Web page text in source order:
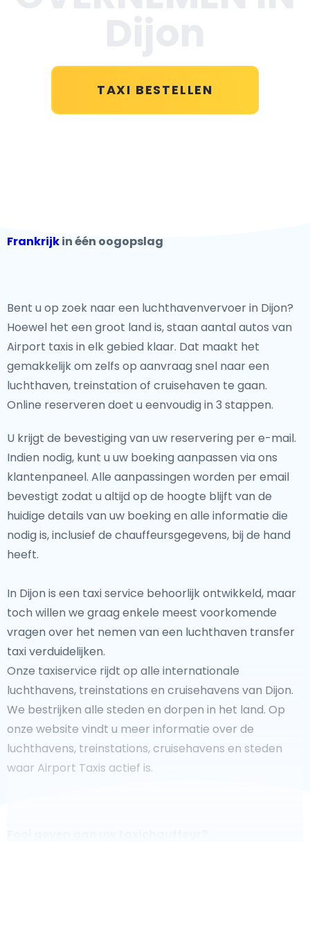
TAXI BESTELLEN
Frankrijkin één oogopslag
Bent u op zoek naar een luchthavenvervoer in Dijon?
Hoewel het een groot land is, staan aantal autos van
Airport taxis in elk gebied klaar. Dat maakt het
gemakkelijk om zelfs op aanvraag snel naar een
luchthaven, treinstation of cruisehaven te gaan.
Online reserveren doet u eenvoudig in 3 stappen.
U krijgt de bevestiging van uw reservering per e-mail.
Indien nodig, kunt u uw boeking aanpassen via ons
klantenpaneel. Alle aanpassingen worden per email
bevestigt zodat u altijd op de hoogte blijft van de
huidige details van uw boeking en alle informatie die
nodig is, inclusief de chauffeursgegevens, bij de hand
heeft.
In Dijon is een taxi service behoorlijk ontwikkeld, maar
toch willen we graag enkele meest voorkomende
vragen over het nemen van een luchthaven transfer
taxi verduidelijken.
Onze taxiservice rijdt op alle internationale
luchthavens, treinstations en cruisehavens van Dijon.
We bestrijken alle steden en dorpen in het land. Op
onze website vindt u meer informatie over de
luchthavens, treinstations, cruisehavens en steden
waar Airport Taxis actief is.